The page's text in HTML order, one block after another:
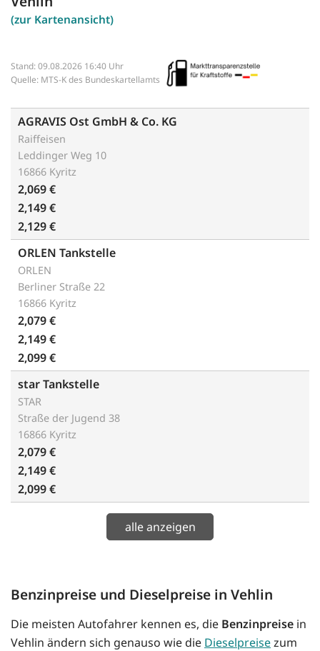
(zur Kartenansicht)
Stand: 09.08.2026 16:40 Uhr
Quelle: MTS-K des Bundeskartellamts
AGRAVIS Ost GmbH & Co. KG
Raiffeisen
Leddinger Weg 10
16866 Kyritz
2,069 €
2,149 €
2,129 €
ORLEN Tankstelle
ORLEN
Berliner Straße 22
16866 Kyritz
2,079 €
2,149 €
2,099 €
star Tankstelle
STAR
Straße der Jugend 38
16866 Kyritz
2,079 €
2,149 €
2,099 €
alle anzeigen
Benzinpreise und Dieselpreise in Vehlin
Die meisten Autofahrer kennen es, die Benzinpreise in
Vehlin ändern sich genauso wie die Dieselpreisezum